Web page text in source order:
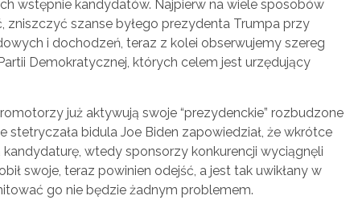
wstępnie kandydatów. Najpierw na wiele sposobów
zniszczyć szanse byłego prezydenta Trumpa przy
i dochodzeń, teraz z kolei obserwujemy szereg
Demokratycznej, których celem jest urzędujący
już aktywują swoje “prezydenckie” rozbudzone
stetryczała bidula Joe Biden zapowiedział, że wkrótce
kandydaturę, wtedy sponsorzy konkurencji wyciągnęli
swoje, teraz powinien odejść, a jest tak uwikłany w
go nie będzie żadnym problemem.